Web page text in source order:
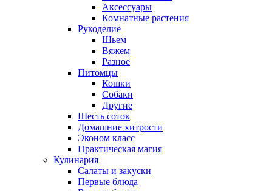
Аксессуары
Комнатные растения
Рукоделие
Шьем
Вяжем
Разное
Питомцы
Кошки
Собаки
Другие
Шесть соток
Домашние хитрости
Эконом класс
Практическая магия
Кулинария
Салаты и закуски
Первые блюда